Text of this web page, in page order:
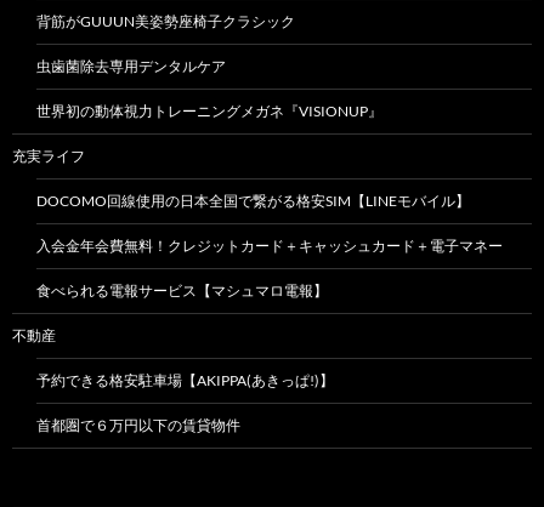
背筋がGUUUN美姿勢座椅子クラシック
虫歯菌除去専用デンタルケア
世界初の動体視力トレーニングメガネ『VISIONUP』
充実ライフ
DOCOMO回線使用の日本全国で繋がる格安SIM【LINEモバイル】
入会金年会費無料！クレジットカード＋キャッシュカード＋電子マネー
食べられる電報サービス【マシュマロ電報】
不動産
予約できる格安駐車場【AKIPPA(あきっぱ!)】
首都圏で６万円以下の賃貸物件